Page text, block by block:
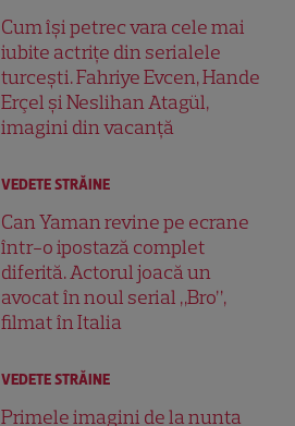
Cum își petrec vara cele mai
iubite actrițe din serialele
turcești. Fahriye Evcen, Hande
Erçel și Neslihan Atagül,
imagini din vacanță
VEDETE STRĂINE
Can Yaman revine pe ecrane
într-o ipostază complet
diferită. Actorul joacă un
avocat în noul serial „Bro”,
filmat în Italia
VEDETE STRĂINE
Primele imagini de la nunta